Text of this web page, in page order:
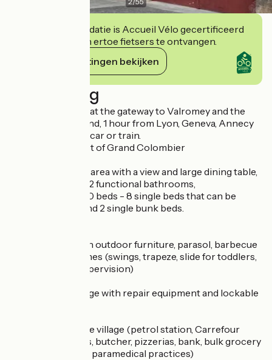
Deze accommodatie is Accueil Vélo gecertificeerd
en verbindt zich ertoe fietsers te ontvangen.
Haar verplichtingen bekijken
Beschrijving
Renovated house at the gateway to Valromey and the
Savoyard hinterland, 1 hour from Lyon, Geneva, Annecy
and Chambéry by car or train.
Located at the foot of Grand Colombier
Large 50 m² living area with a view and large dining table,
separate kitchen, 2 functional bathrooms,
4 bedrooms and 10 beds - 8 single beds that can be
joined together and 2 single bunk beds.
150 m² garden with outdoor furniture, parasol, barbecue
and children's games (swings, trapeze, slide for toddlers,
under parental supervision)
Secure bike storage with repair equipment and lockable
All amenities in the village (petrol station, Carrefour
Market, 3 bakeries, butcher, pizzerias, bank, bulk grocery
store, medical and paramedical practices)